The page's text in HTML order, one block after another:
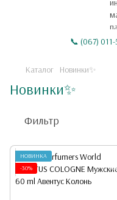
📞 (067)
Каталог Новинки✨
Новинки✨
Фильтр
НОВИНКА
-30%